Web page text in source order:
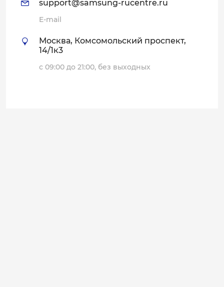
support@samsung-rucentre.ru
E-mail
Москва, Комсомольский проспект,
14/1к3
с 09:00 до 21:00, без выходных